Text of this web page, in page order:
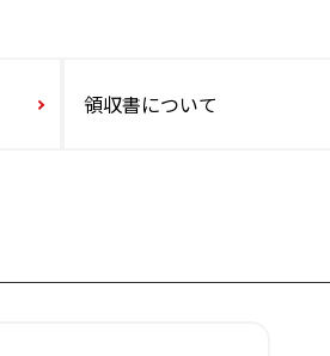
領収書について